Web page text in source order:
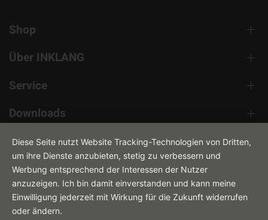
Shop
Über INKLANG
Service
Downloads
Kontakt
Diese Seite nutzt Website Tracking-Technologien von Dritten,
um ihre Dienste anzubieten, stetig zu verbessern und
Werbung entsprechend der Interessen der Nutzer
anzuzeigen. Ich bin damit einverstanden und kann meine
Einwilligung jederzeit mit Wirkung für die Zukunft widerrufen
oder ändern.